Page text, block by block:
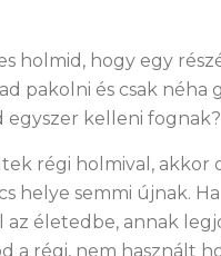
holmid, hogy egy
pakolni és csak néha
egyszer kelleni fognak?
régi holmival, akkor
helye semmi újnak. Ha
az életedbe, annak
a régi, nem használt